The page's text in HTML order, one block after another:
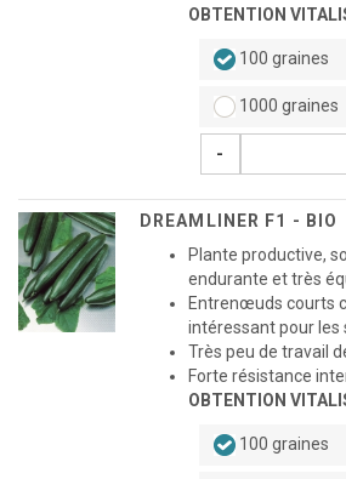
OBTENTION
100 graines
1000 graines
-
DREAMLINER F1 - BIO
Plante productive,
endurante et très
Entrenœuds courts
intéressant pour les
Très peu de travail
Forte résistance
OBTENTION
100 graines